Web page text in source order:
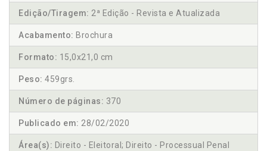
Edição/Tiragem: 2ª Edição - Revista e Atualizada
Acabamento: Brochura
Formato: 15,0x21,0 cm
Peso: 459grs.
Número de páginas: 370
Publicado em: 28/02/2020
Área(s): Direito - Eleitoral; Direito - Processual Penal